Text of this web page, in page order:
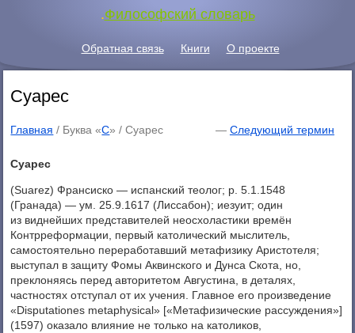
.Философский словарь
Обратная связь Книги О проекте
Суарес
Главная / Буква «С» /Суарес — Следующий термин
Суарес
(Suarez) Франсиско — испанский теолог; p. 5.1.1548
(Гранада) — ум. 25.9.1617 (Лиссабон); иезуит; один
из виднейших представителей неосхоластики времён
Контрреформации, первый католический мыслитель,
самостоятельно переработавший метафизику Аристотеля;
выступал в защиту Фомы Аквинского и Дунса Скота, но,
преклоняясь перед авторитетом Августина, в деталях,
частностях отступал от их учения. Главное его произведение
«Disputationes metaphysical» [«Метафизические рассуждения»]
(1597) оказало влияние не только на католиков,